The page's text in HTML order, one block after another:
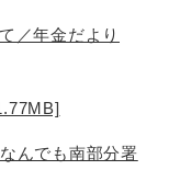
／年金だより
んでも南部分署